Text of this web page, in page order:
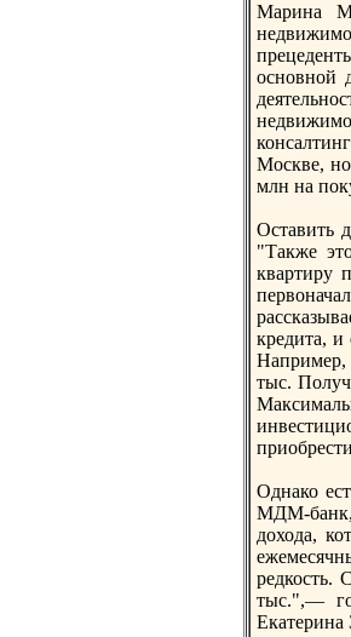
Марина
оснoвнoй
Москве,
млн на
Оставить
"Также
квартиру
кредита,
Например,
тыс.
Однако
МДМ-банк,
дохода,
редкость.
тыс.",—
Екатерина